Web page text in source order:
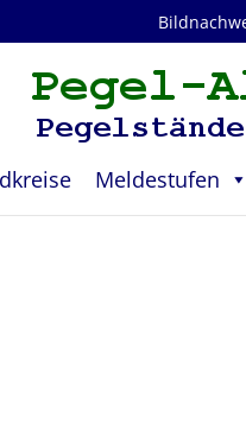
Meldestufen